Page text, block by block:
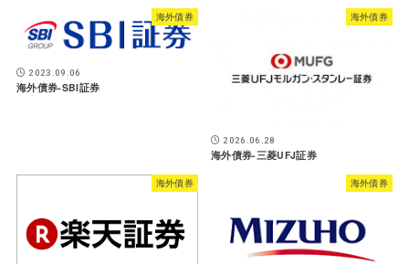
海外債券
2023.09.06
海外債券-SBI証券
海外債券
2026.06.28
海外債券-三菱UFJ証券
海外債券 海外債券